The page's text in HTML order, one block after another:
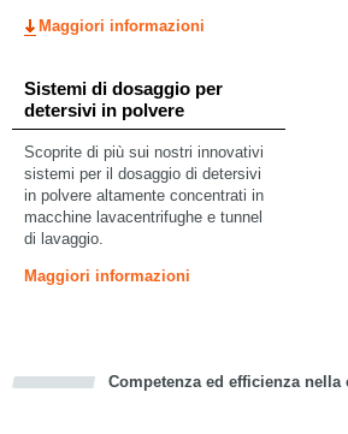
Maggiori informazioni
Sistemi di dosaggio per
detersivi in polvere
Scoprite di più sui nostri innovativi
sistemi per il dosaggio di detersivi
in polvere altamente concentrati in
macchine lavacentrifughe e tunnel
di lavaggio.
Maggiori informazioni
Competenza ed efficienza